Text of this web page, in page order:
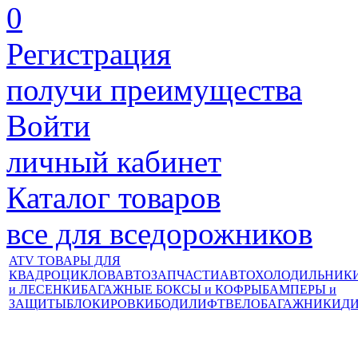
0
Регистрация
получи преимущества
Войти
личный кабинет
Каталог товаров
все для вседорожников
ATV ТОВАРЫ ДЛЯ
КВАДРОЦИКЛОВАВТОЗАПЧАСТИ
и ЛЕСЕНКИБАГАЖНЫЕ БОКСЫ и КОФРЫБАМПЕРЫ и
ЗАЩИТЫБЛОКИРОВКИБОДИЛИФТВЕЛОБАГАЖНИКИ